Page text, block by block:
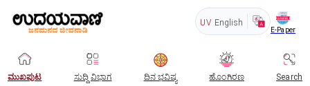
UV English
E-Paper
ಮುಖಪುಟ ಸುದ್ದಿ ವಿಭಾಗ ದಿನ ಭವಿಷ್ಯ ಹೊಂಗಿರಣ Search